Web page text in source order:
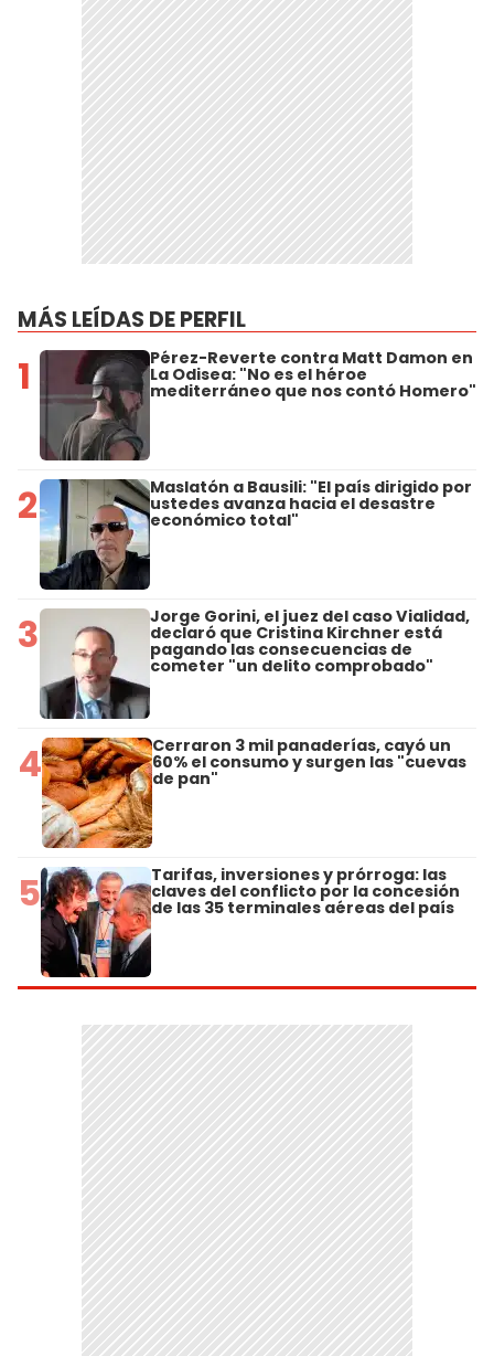
MÁS LEÍDAS DE PERFIL
1 Pérez-Reverte contra Matt Damon en
La Odisea: "No es el héroe
mediterráneo que nos contó Homero"
2 Maslatón a Bausili: "El país dirigido por
ustedes avanza hacia el desastre
económico total"
3 Jorge Gorini, el juez del caso Vialidad,
declaró que Cristina Kirchner está
pagando las consecuencias de
cometer "un delito comprobado"
4 Cerraron 3 mil panaderías, cayó un
60% el consumo y surgen las "cuevas
de pan"
5 Tarifas, inversiones y prórroga: las
claves del conflicto por la concesión
de las 35 terminales aéreas del país